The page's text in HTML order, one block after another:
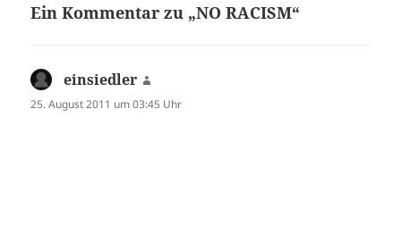
Ein Kommentar zu „NO RACISM“
einsiedler
25. August 2011 um 03:45 Uhr